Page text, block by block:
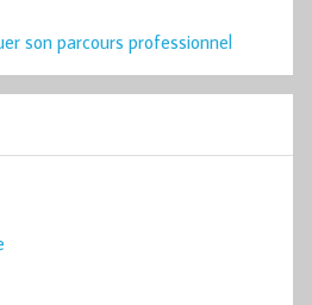
son parcours professionnel